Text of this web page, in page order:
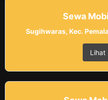
Sewa
Sugihwaras, Kec.
Lihat